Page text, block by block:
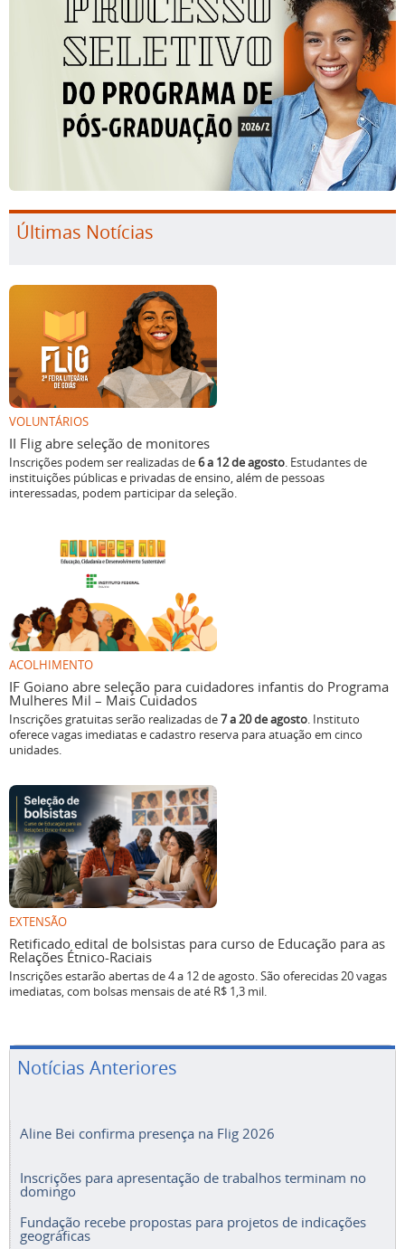
Últimas Notícias
VOLUNTÁRIOS
II Flig abre seleção de monitores
Inscrições podem ser realizadas de6 a 12 de agosto. Estudantes de
instituições públicas e privadas de ensino, além de pessoas
interessadas, podem participar da seleção.
ACOLHIMENTO
IF Goiano abre seleção para cuidadores infantis do Programa
Mulheres Mil – Mais Cuidados
Inscrições gratuitas serão realizadas de7 a 20 de agosto. Instituto
oferece vagas imediatas e cadastro reserva para atuação em cinco
unidades.
EXTENSÃO
Retificado edital de bolsistas para curso de Educação para as
Relações Étnico-Raciais
Inscrições estarão abertas de 4 a 12 de agosto. São oferecidas 20 vagas
imediatas, com bolsas mensais de até R$ 1,3 mil.
Notícias Anteriores
Aline Bei confirma presença na Flig 2026
Inscrições para apresentação de trabalhos terminam no
domingo
Fundação recebe propostas para projetos de indicações
geográficas